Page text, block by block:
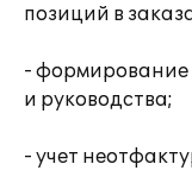
позиций в
- формирование
и руководства;
- учет